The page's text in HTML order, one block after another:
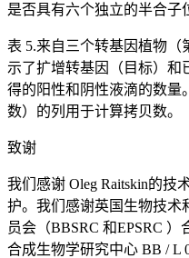
是否具有六个独立的半合子
表 5.来自三个转基因植物（
示了扩增转基因（目标）和
得的阳性和阴性液滴的数量
数）的列用于计算拷贝数。
致谢
我们感谢 Oleg Raitskin的技
护。我们感谢英国生物技术
员会（BBSRC 和EPSRC ）
合成生物学研究中心 BB / L